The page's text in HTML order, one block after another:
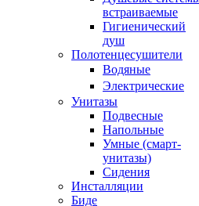
встраиваемые
Гигиенический
душ
Полотенцесушители
ㅤВодяные
ㅤЭлектрические
Унитазы
Подвесные
Напольные
Умные (смарт-
унитазы)
Сидения
Инсталляции
Биде